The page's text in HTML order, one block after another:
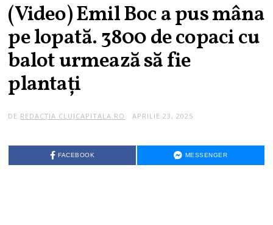
(Video) Emil Boc a pus mâna
pe lopată. 3800 de copaci cu
balot urmează să fie
plantați
DE REDACȚIA CLUJCAPITALA.RO APRILIE 23, 2025
FACEBOOK MESSENGER